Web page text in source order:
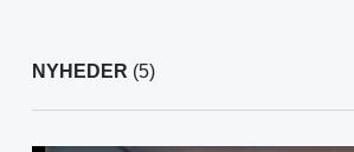
NYHEDER (5)